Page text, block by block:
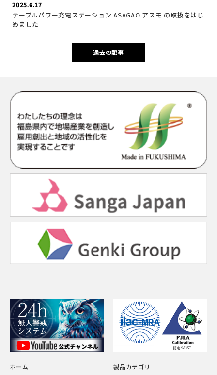
2025.6.17
テーブルパワー充電ステーション ASAGAO アスモ の取扱をはじ
めました
過去の記事
ホーム
製品カテゴリ